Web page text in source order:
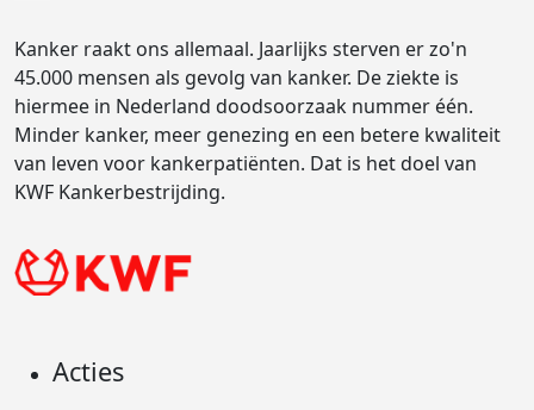
Kanker raakt ons allemaal. Jaarlijks sterven er zo'n
45.000 mensen als gevolg van kanker. De ziekte is
hiermee in Nederland doodsoorzaak nummer één.
Minder kanker, meer genezing en een betere kwaliteit
van leven voor kankerpatiënten. Dat is het doel van
KWF Kankerbestrijding.
Acties